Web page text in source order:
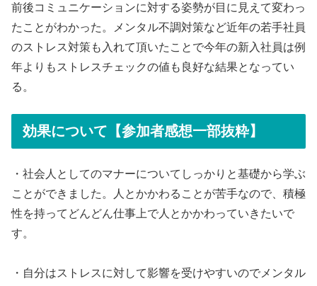
前後コミュニケーションに対する姿勢が目に見えて変わっ
たことがわかった。メンタル不調対策など近年の若手社員
のストレス対策も入れて頂いたことで今年の新入社員は例
年よりもストレスチェックの値も良好な結果となってい
る。
効果について【参加者感想一部抜粋】
・社会人としてのマナーについてしっかりと基礎から学ぶ
ことができました。人とかかわることが苦手なので、積極
性を持ってどんどん仕事上で人とかかわっていきたいで
す。
・自分はストレスに対して影響を受けやすいのでメンタル